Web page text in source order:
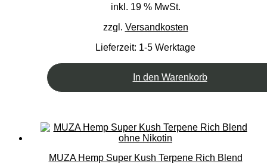
inkl. 19 % MwSt.
zzgl. Versandkosten
Lieferzeit: 1-5 Werktage
In den Warenkorb
MUZA Hemp Super Kush Terpene Rich Blend